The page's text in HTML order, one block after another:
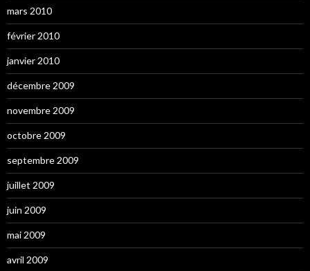
mars 2010
février 2010
janvier 2010
décembre 2009
novembre 2009
octobre 2009
septembre 2009
juillet 2009
juin 2009
mai 2009
avril 2009